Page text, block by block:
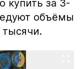
купить за 3-
объёмы